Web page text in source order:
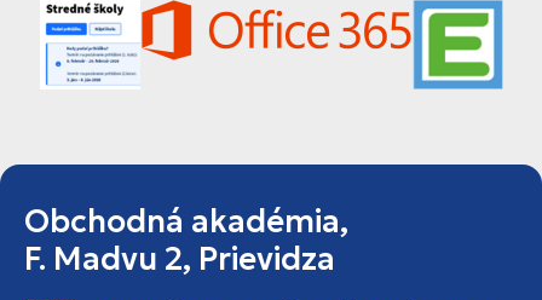
Obchodná akadémia,
F. Madvu 2, Prievidza